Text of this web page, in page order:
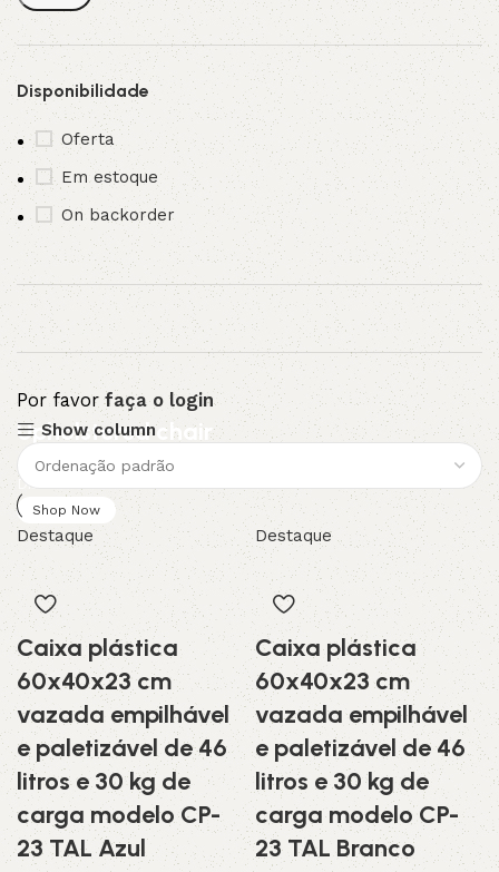
Disponibilidade
Oferta
Em estoque
On backorder
Por favor faça o login
Upholstered chair
Discount 10%
Shop Now
Show column
Destaque
Caixa plástica
60x40x23 cm
vazada empilhável
e paletizável de 46
litros e 30 kg de
carga modelo CP-
23 TAL Azul
Destaque
Caixa plástica
60x40x23 cm
vazada empilhável
e paletizável de 46
litros e 30 kg de
carga modelo CP-
23 TAL Branco